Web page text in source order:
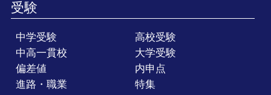
受験
中学受験
高校受験
中高一貫校
大学受験
偏差値
内申点
進路・職業
特集